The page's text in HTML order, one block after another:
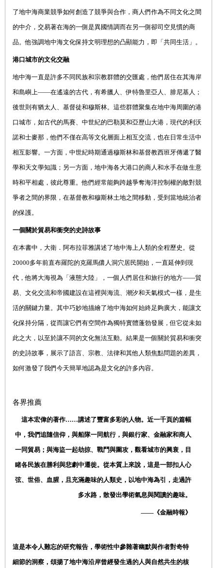
了地中海商業競爭如何創造了競爭與合作，商人們作為不同文化之間
的中介，交易著在海的一側是異國情調而在另一側卻司空見慣的商
品。他強調地中海文化保持文明理想的凸顯能力，即「共同生活」。
港口城市的文化交融
地中海一直是許多不同民族和宗教群體的交匯處，他們居住在其海岸
和島嶼上——在遙遠的古代，有希臘人、伊特魯里亞人、腓尼基人；
後世則有猶太人、基督徒和穆斯林。這些群體聚集在地中海周圍的港
口城市，如古代的馬賽、中世紀的巴勒莫和亞歷山大港，現代的利沃
諾和士麥那，他們不僅在高等文化層面上相互交流，也在日常生活中
相互影響。一方面，中世紀時期通過穆斯林和基督教西班牙傳遞了醫
學和天文學知識；另一方面，地中海各大港口的商人和水手在做生意
時和平相處，彼此尊重。他們經常能夠跨越爭奪海洋控制權的敵對競
爭者之間的界限，在基督教和穆斯林土地之間移動，受到當地統治者
的保護。
一個關於貿易和衝突的史詩故事
在本書中，大衛．阿布拉菲雅講述了地中海上人類的全程歷史。從
20000多年前直布羅陀的克羅馬儂人洞穴居民開始，一直延伸到現
代，他將大海視為「液態大陸」，一個人們居住和旅行的地方——貿
易、文化交流和帝國建設在這裡與海流、潮汐和天氣模式一樣，是生
活的關鍵力量。其中巧妙地描繪了地中海如何始終足夠廣大，能讓文
化保持分隔，從而讓它們有空間作為獨特實體蓬勃發展，但它從未如
此之大，以至於讓不同的文化無法互動。結果是一個關於貿易和衝突
的史詩故事，展示了語言、宗教、法律和其他人類焦點問題的差異，
如何激發了我們今天簡單地認為是文化的許多內容。
各界推薦
這本宏偉的著作……講述了豐富多彩的人物。近一千頁的篇幅
中，我們追隨信仰，與船隊一同航行，與銀行家、金融家和商人
一同貿易；與海盜一起劫掠、戰鬥與圍攻，觀看城市的興衰，目
睹各民族在勝利與悲劇中遷徙。從本質上來說，這是一部扣人心
弦、世俗、血腥，且充滿趣味的人類史，以地中海為引，走過許
多水路，散發出學術氣息與閱讀的趣味。
——《金融時報》
這是本令人難忘的研究報告，學術性中參雜著幽默與作者對奇特
細節的洞察，頌揚了地中海沿岸曾經發生過的人與自然共生的核